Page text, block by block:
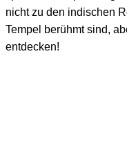
nicht zu den indischen
Tempel berühmt sind,
entdecken!